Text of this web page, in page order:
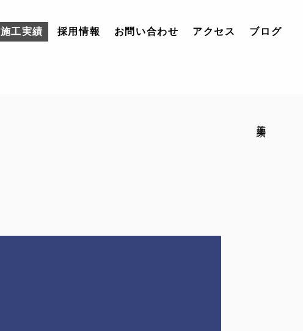
施工実績 採用情報 お問い合わせ アクセス ブログ